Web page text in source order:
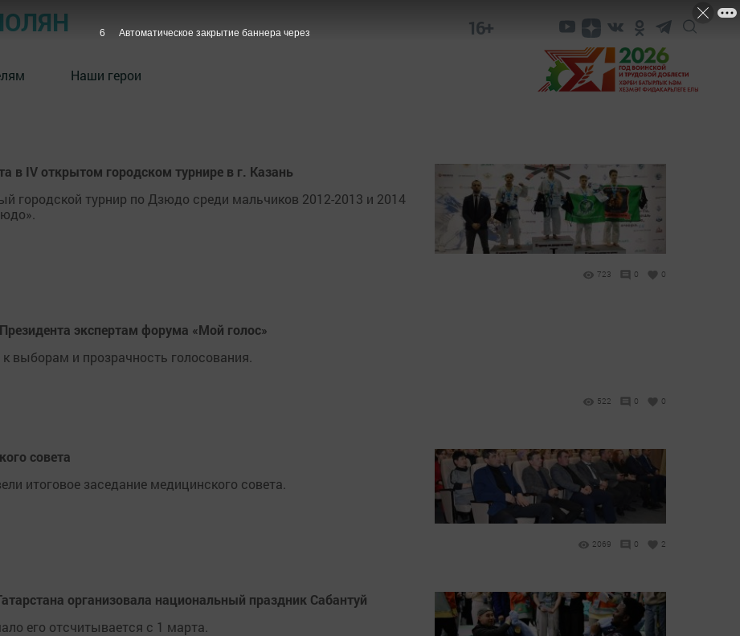
16+
Наши герои
в IV открытом городском турнире в г. Казань
городской турнир по Дзюдо среди мальчиков 2012-2013 и 2014
723 0 0
экспертам форума «Мой голос»
выборам и прозрачность голосования.
522 0 0
совета
итоговое заседание медицинского совета.
2069 0 2
организовала национальный праздник Сабантуй
его отсчитывается с 1 марта.
5 Автоматическое закрытие баннера через